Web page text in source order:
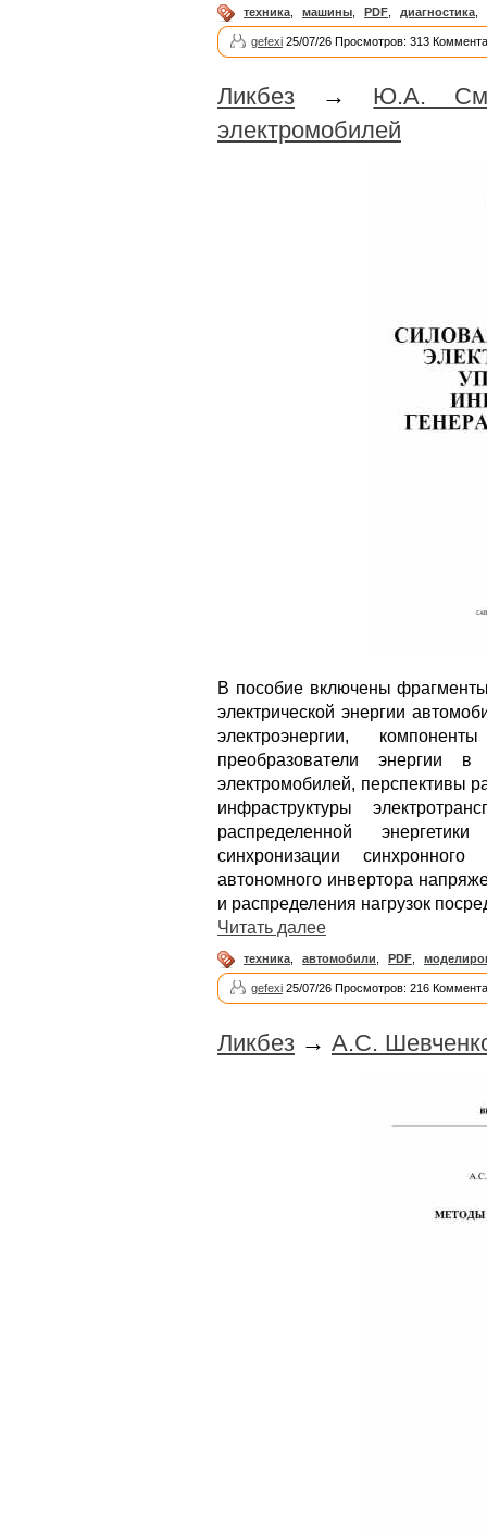
техника машины PDF диагностика
gefexi 25/07/26 Просмотров: 313
Ликбез → Ю.А.
электромобилей
В пособие включены
электрической энергии
электроэнергии,
преобразователи энергии
электромобилей, перспективы
инфраструктуры
распределенной
синхронизации
автономного инвертора
и распределения нагрузок
Читать далее
техника автомобили PDF
gefexi 25/07/26 Просмотров: 216
Ликбез → А.С.